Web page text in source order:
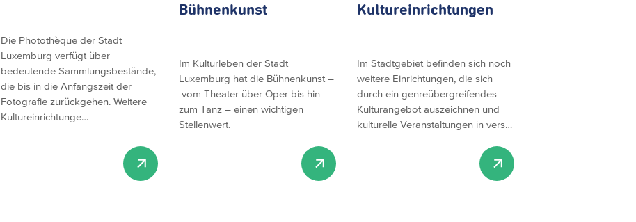
Die Photothèque der Stadt
Luxemburg verfügt über
bedeutende Sammlungsbestände,
die bis in die Anfangszeit der
Fotografie zurückgehen. Weitere
Kultureinrichtunge…
Bühnenkunst
Im Kulturleben der Stadt
Luxemburg hat die Bühnenkunst –
vom Theater über Oper bis hin
zum Tanz – einen wichtigen
Stellenwert.
Kultureinrichtungen
Im Stadtgebiet befinden sich noch
weitere Einrichtungen, die sich
durch ein genreübergreifendes
Kulturangebot auszeichnen und
kulturelle Veranstaltungen in vers…